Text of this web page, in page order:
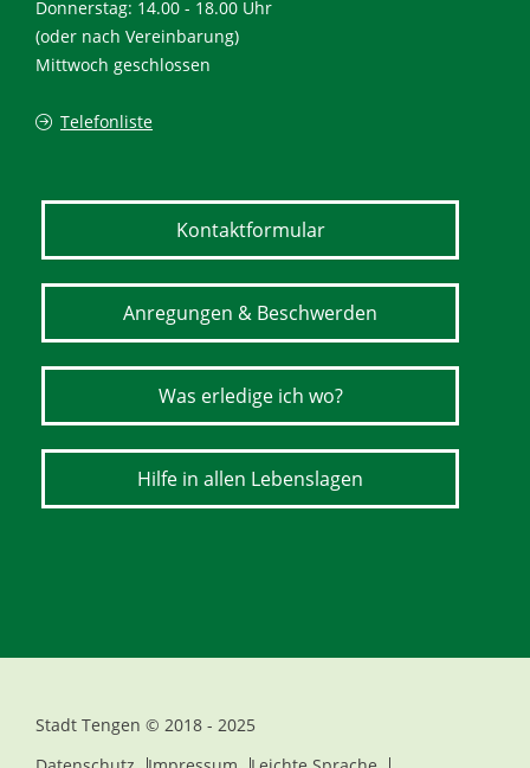
Donnerstag: 14.00 - 18.00 Uhr
(oder nach Vereinbarung)
Mittwoch geschlossen
Telefonliste
Kontaktformular
Anregungen & Beschwerden
Was erledige ich wo?
Hilfe in allen Lebenslagen
Stadt Tengen © 2018 - 2025